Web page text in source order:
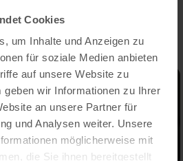
Cookies
um Inhalte und Anzeigen zu
für soziale Medien anbieten
auf unsere Website zu
geben wir Informationen zu Ihrer
an unsere Partner für
und Analysen weiter. Unsere
möglicherweise mit
die Sie ihnen bereitgestellt